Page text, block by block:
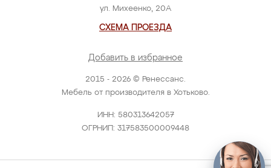
2015 - 2026 © Ренессанс.
Мебель от производителя в Хотьково.
ИНН: 580313642057
ОГРНИП: 317583500009448
ул. Михеенко, 20А
СХЕМА ПРОЕЗДА
Добавить в избранное